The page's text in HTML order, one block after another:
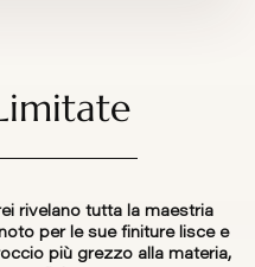
rivelano tutta la maestria
per le sue finiture lisce e
più grezzo alla materia,